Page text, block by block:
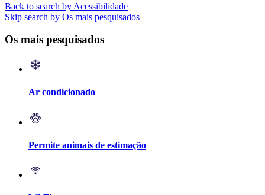
Back to search by Acessibilidade
Skip search by Os mais pesquisados
Os mais pesquisados
Ar condicionado
Permite animais de estimação